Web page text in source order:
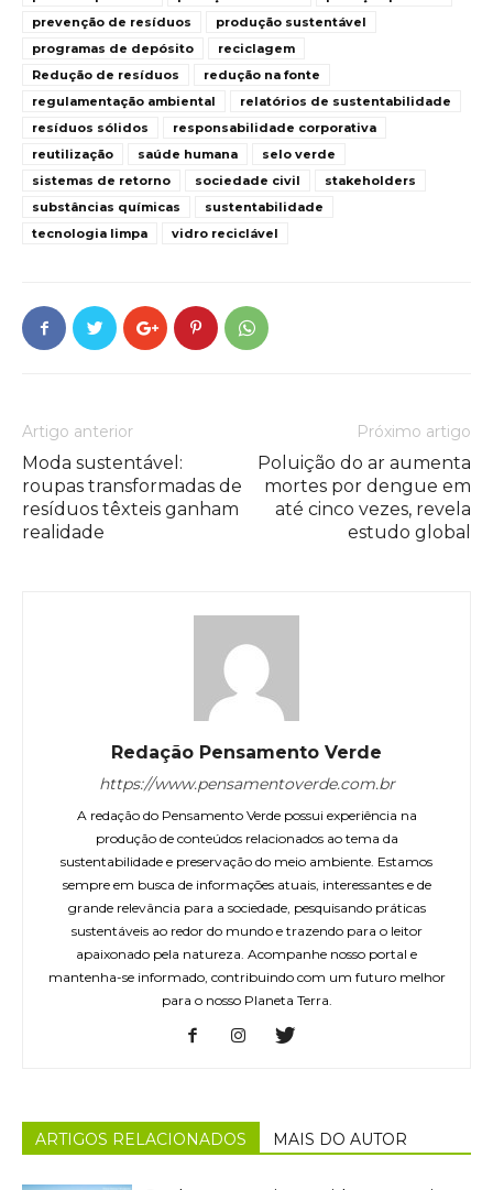
prevenção de resíduos
produção sustentável
programas de depósito
reciclagem
Redução de resíduos
redução na fonte
regulamentação ambiental
relatórios de sustentabilidade
resíduos sólidos
responsabilidade corporativa
reutilização
saúde humana
selo verde
sistemas de retorno
sociedade civil
stakeholders
substâncias químicas
sustentabilidade
tecnologia limpa
vidro reciclável
Artigo anterior
Moda sustentável:
roupas transformadas de
resíduos têxteis ganham
realidade
Próximo artigo
Poluição do ar aumenta
mortes por dengue em
até cinco vezes, revela
estudo global
Redação Pensamento Verde
https://www.pensamentoverde.com.br
A redação do Pensamento Verde possui experiência na
produção de conteúdos relacionados ao tema da
sustentabilidade e preservação do meio ambiente. Estamos
sempre em busca de informações atuais, interessantes e de
grande relevância para a sociedade, pesquisando práticas
sustentáveis ao redor do mundo e trazendo para o leitor
apaixonado pela natureza. Acompanhe nosso portal e
mantenha-se informado, contribuindo com um futuro melhor
para o nosso Planeta Terra.
ARTIGOS RELACIONADOS MAIS DO AUTOR